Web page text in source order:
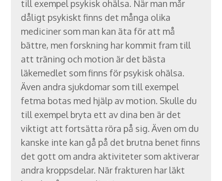
till exempel psykisk ohälsa. När man mår
dåligt psykiskt finns det många olika
mediciner som man kan äta för att må
bättre, men forskning har kommit fram till
att träning och motion är det bästa
läkemedlet som finns för psykisk ohälsa.
Även andra sjukdomar som till exempel
fetma botas med hjälp av motion. Skulle du
till exempel bryta ett av dina ben är det
viktigt att fortsätta röra på sig. Även om du
kanske inte kan gå på det brutna benet finns
det gott om andra aktiviteter som aktiverar
andra kroppsdelar. När frakturen har läkt